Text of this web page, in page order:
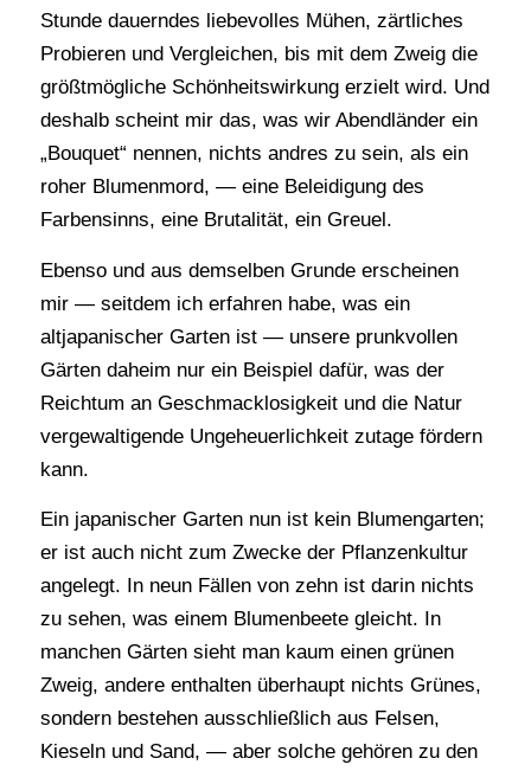
Stunde dauerndes liebevolles Mühen, zärtliches
Probieren und Vergleichen, bis mit dem Zweig die
größtmögliche Schönheitswirkung erzielt wird. Und
deshalb scheint mir das, was wir Abendländer ein
„Bouquet“ nennen, nichts andres zu sein, als ein
roher Blumenmord, — eine Beleidigung des
Farbensinns, eine Brutalität, ein Greuel.
Ebenso und aus demselben Grunde erscheinen
mir — seitdem ich erfahren habe, was ein
altjapanischer Garten ist — unsere prunkvollen
Gärten daheim nur ein Beispiel dafür, was der
Reichtum an Geschmacklosigkeit und die Natur
vergewaltigende Ungeheuerlichkeit zutage fördern
kann.
Ein japanischer Garten nun ist kein Blumengarten;
er ist auch nicht zum Zwecke der Pflanzenkultur
angelegt. In neun Fällen von zehn ist darin nichts
zu sehen, was einem Blumenbeete gleicht. In
manchen Gärten sieht man kaum einen grünen
Zweig, andere enthalten überhaupt nichts Grünes,
sondern bestehen ausschließlich aus Felsen,
Kieseln und Sand, — aber solche gehören zu den